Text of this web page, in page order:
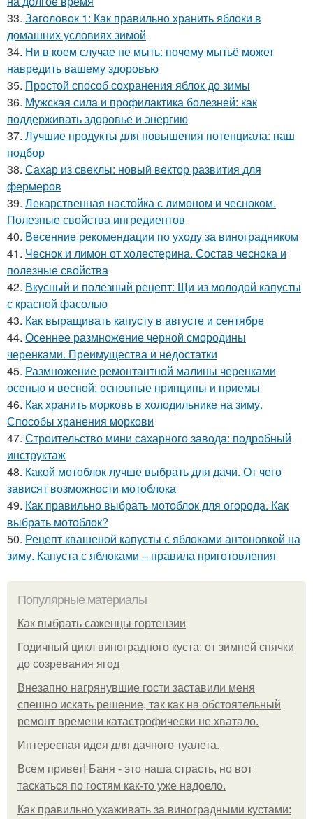
33. Заголовок 1: Как правильно хранить яблоки в
домашних условиях зимой
34. Ни в коем случае не мыть: почему мытьё может
навредить вашему здоровью
35. Простой способ сохранения яблок до зимы
36. Мужская сила и профилактика болезней: как
поддерживать здоровье и энергию
37. Лучшие продукты для повышения потенциала: наш
подбор
38. Сахар из свеклы: новый вектор развития для
фермеров
39. Лекарственная настойка с лимоном и чесноком.
Полезные свойства ингредиентов
40. Весенние рекомендации по уходу за виноградником
41. Чеснок и лимон от холестерина. Состав чеснока и
полезные свойства
42. Вкусный и полезный рецепт: Щи из молодой капусты
с красной фасолью
43. Как выращивать капусту в августе и сентябре
44. Осеннее размножение черной смородины
черенками. Преимущества и недостатки
45. Размножение ремонтантной малины черенками
осенью и весной: основные принципы и приемы
46. Как хранить морковь в холодильнике на зиму.
Способы хранения моркови
47. Строительство мини сахарного завода: подробный
инструктаж
48. Какой мотоблок лучше выбрать для дачи. От чего
зависят возможности мотоблока
49. Как правильно выбрать мотоблок для огорода. Как
выбрать мотоблок?
50. Рецепт квашеной капусты с яблоками антоновкой на
зиму. Капуста с яблоками – правила приготовления
Популярные материалы
Как выбрать саженцы гортензии
Годичный цикл виноградного куста: от зимней спячки
до созревания ягод
Внезапно нагрянувшие гости заставили меня
спешно искать решение, так как на обстоятельный
ремонт времени катастрофически не хватало.
Интересная идея для дачного туалета.
Всем привет! Баня - это наша страсть, но вот
таскаться по гостям как-то уже надоело.
Как правильно ухаживать за виноградными кустами: